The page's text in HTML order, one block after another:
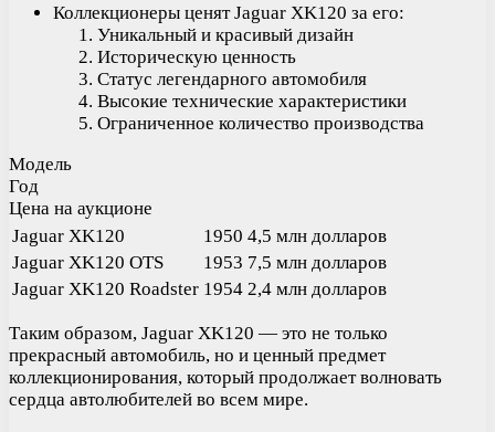
Коллекционеры ценят Jaguar XK120 за его:
Уникальный и красивый дизайн
Историческую ценность
Статус легендарного автомобиля
Высокие технические характеристики
Ограниченное количество производства
Модель
Год
Цена на аукционе
Jaguar XK120
1950 4,5 млн долларов
Jaguar XK120 OTS
1953 7,5 млн долларов
Jaguar XK120 Roadster 1954 2,4 млн долларов
Таким образом, Jaguar XK120 — это не только
прекрасный автомобиль, но и ценный предмет
коллекционирования, который продолжает волновать
сердца автолюбителей во всем мире.